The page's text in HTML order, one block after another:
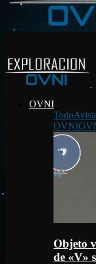
OVNI
Todo
OVNI
Objeto
de «V»